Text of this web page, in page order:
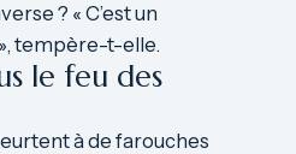
? « C’est un
tempère-t-elle.
le feu des
à de farouches